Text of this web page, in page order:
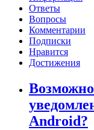
Ответы
Вопросы
Комментарии
Подписки
Нравится
Достижения
Android?